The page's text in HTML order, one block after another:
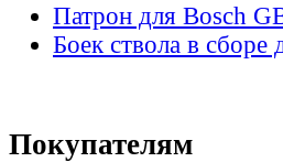
Патрон для Bosch
Боек ствола в
Покупателям